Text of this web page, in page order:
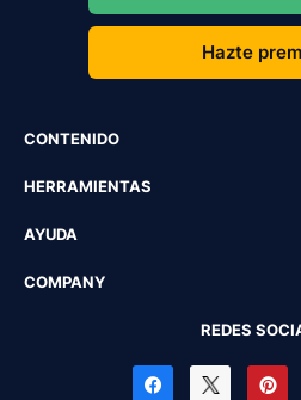
Hazte
CONTENIDO
HERRAMIENTAS
AYUDA
COMPANY
REDES